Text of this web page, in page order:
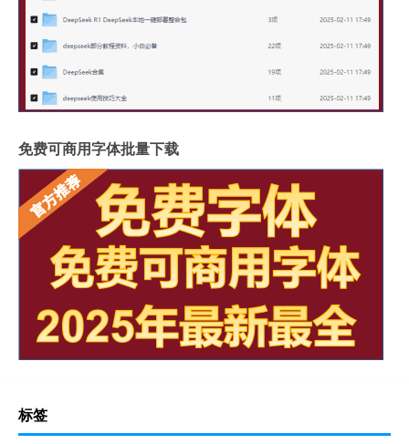
免费可商用字体批量下载
标签